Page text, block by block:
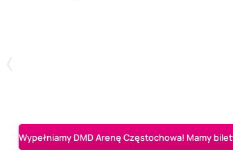
Wypełniamy DMD Arenę Częstochowa! Mamy